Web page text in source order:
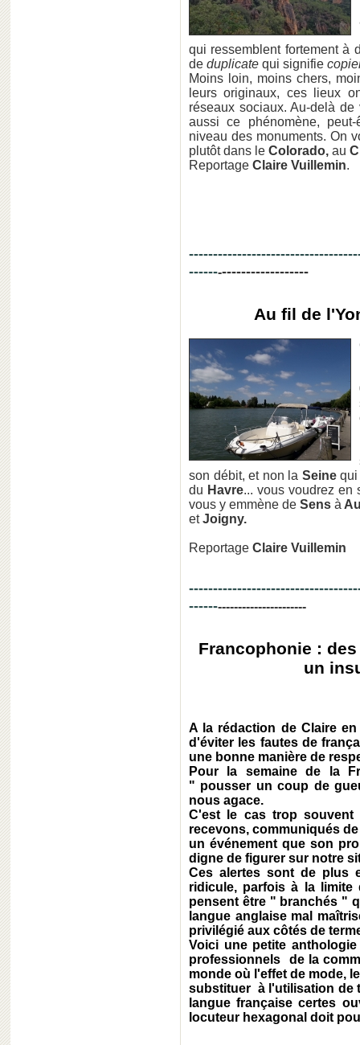
qui ressemblent fortement à
de duplicate qui signifie
Moins loin, moins chers,
leurs originaux, ces lieux
réseaux sociaux. Au-delà
aussi ce phénomène,
niveau des monuments. On
plutôt dans le Colorado, au
Reportage Claire Vuillemin.
-------------------------
Au fil de
son débit, et non la Seinequi
du Havre... vous voudrez en
vous y emmène de Sens à
etJoigny.
Reportage Claire Vuillemin
----------------------------
Francophonie :
un
A la rédaction de Claire
d'éviter les fautes de
une bonne manière de
Pour la semaine de la
" pousser un coup de
nous agace.
C'est le cas trop
recevons, communiqués
un événement que son
digne de figurer sur notre
Ces alertes sont de plus
ridicule, parfois à la limite
pensent être " branchés "
langue anglaise mal
privilégié aux côtés de
Voici une petite
professionnels de la
monde où l'effet de mode,
substituer à l'utilisation de
langue française certes
locuteur hexagonal doit